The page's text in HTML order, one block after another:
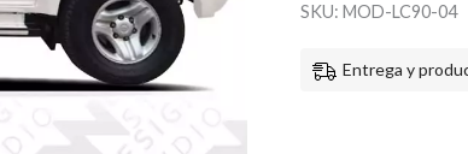
SKU: MOD-LC90-04
Entrega y